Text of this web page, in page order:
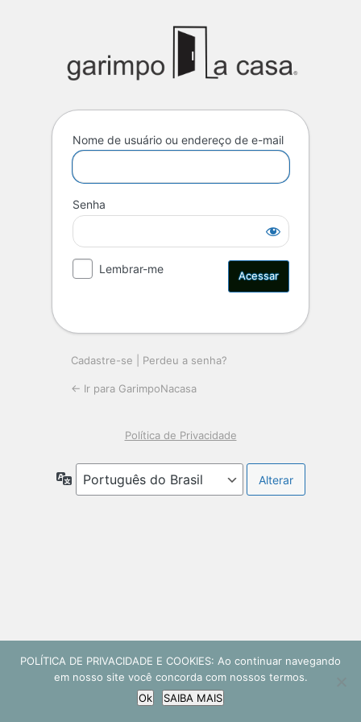
Nome de usuário ou endereço de e-mail
Senha
Lembrar-me
Cadastre-se Perdeu a senha?
← Ir para GarimpoNacasa
Política de Privacidade
Idioma
POLÍTICA DE PRIVACIDADE E COOKIES: Ao continuar navegando
em nosso site você concorda com nossos termos.
Ok
SAIBA MAIS